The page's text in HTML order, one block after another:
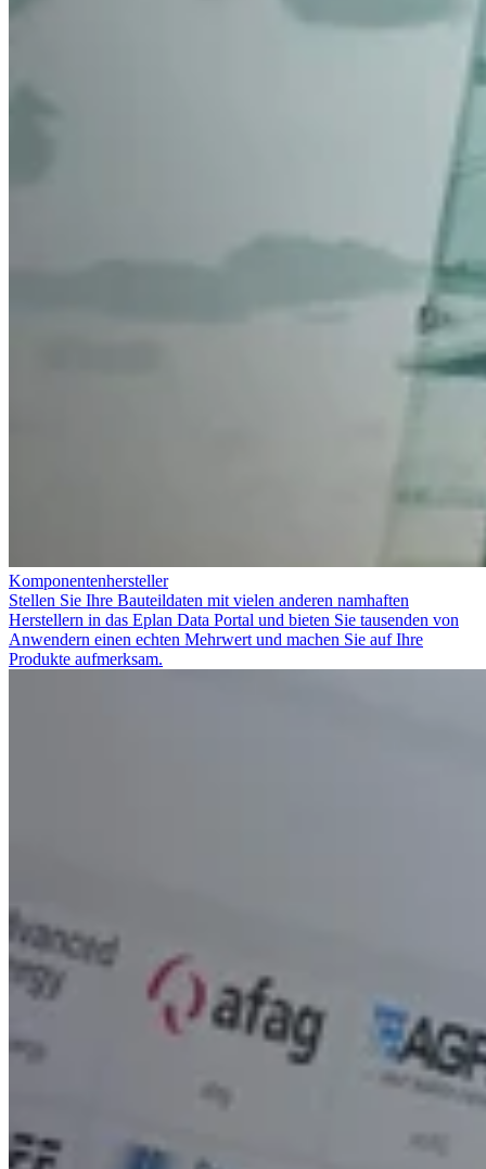
Komponentenhersteller
Stellen Sie Ihre Bauteildaten mit vielen anderen namhaften
Herstellern in das Eplan Data Portal und bieten Sie tausenden von
Anwendern einen echten Mehrwert und machen Sie auf Ihre
Produkte aufmerksam.